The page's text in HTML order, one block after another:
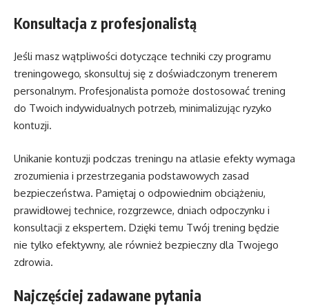
Konsultacja z profesjonalistą
Jeśli masz wątpliwości dotyczące techniki czy programu
treningowego, skonsultuj się z doświadczonym trenerem
personalnym. Profesjonalista pomoże dostosować trening
do Twoich indywidualnych potrzeb, minimalizując ryzyko
kontuzji.
Unikanie kontuzji podczas treningu na atlasie efekty wymaga
zrozumienia i przestrzegania podstawowych zasad
bezpieczeństwa. Pamiętaj o odpowiednim obciążeniu,
prawidłowej technice, rozgrzewce, dniach odpoczynku i
konsultacji z ekspertem. Dzięki temu Twój trening będzie
nie tylko efektywny, ale również bezpieczny dla Twojego
zdrowia.
Najczęściej zadawane pytania